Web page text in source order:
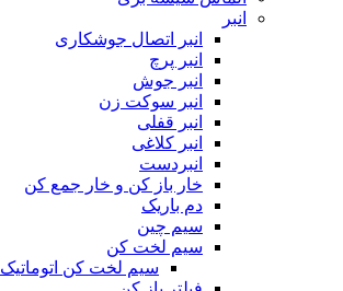
انبر
انبر اتصال جوشکاری
انبر پرچ
انبر جوش
انبر سوکت زن
انبر قفلی
انبر کلاغی
انبردست
خار باز کن و خار جمع کن
دم باریک
سیم چین
سیم لخت کن
سیم لخت کن اتوماتیک